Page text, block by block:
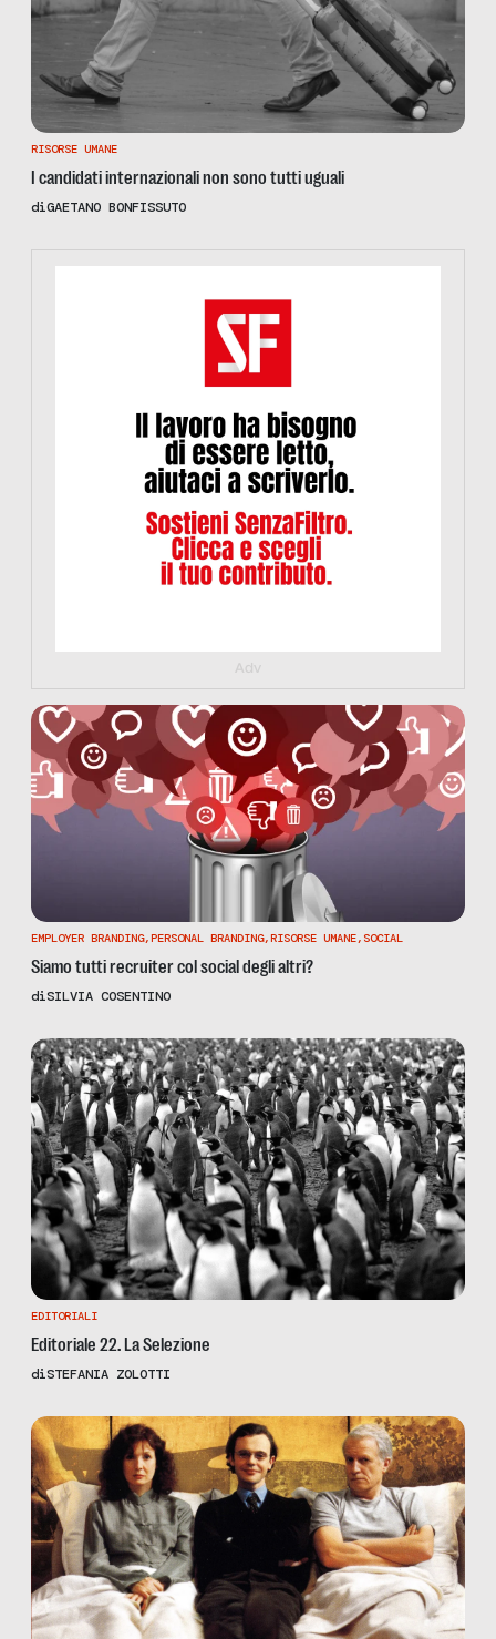
RISORSE UMANE
I candidati internazionali non sono tutti uguali
diGAETANO BONFISSUTO
Adv
EMPLOYER BRANDING,PERSONAL BRANDING,RISORSE UMANE, SOCIAL
Siamo tutti recruiter col social degli altri?
diSILVIA COSENTINO
EDITORIALI
Editoriale 22. La Selezione
diSTEFANIA ZOLOTTI